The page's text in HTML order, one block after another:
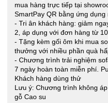
mua hàng trực tiếp tại
SmartPay QR bằng ứng dụng
- Tri ân khách hàng: giảm
2, áp dụng với đơn hàng từ
- Tặng kèm gối ôm khi mua
thưởng với nhiều phần quà
- Chương trình trải nghiệm
7 ngày hoàn toàn miễn phí.
Khách hàng dùng thử
Lưu ý: Chương trình không
gỗ Cao su